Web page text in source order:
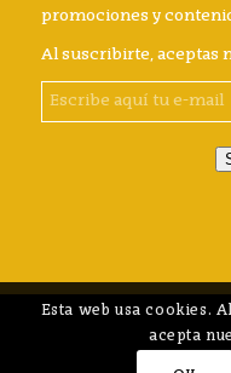
promociones y
Al suscribirte, aceptas
Esta web usa cookies.
acepta